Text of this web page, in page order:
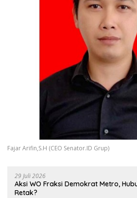
Fajar Arifin,S.H (CEO Senator.ID Grup)
29 Juli 2026
Aksi WO Fraksi Demokrat Metro,
Retak?